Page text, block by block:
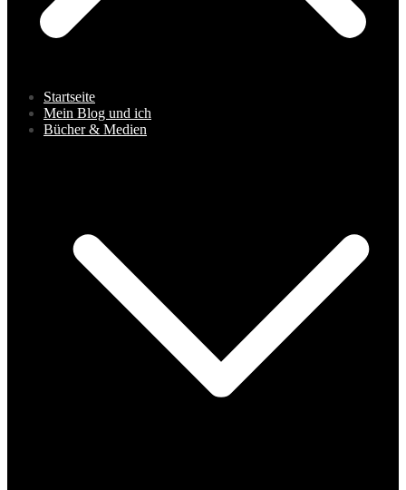
Startseite
Mein Blog und ich
Bücher & Medien